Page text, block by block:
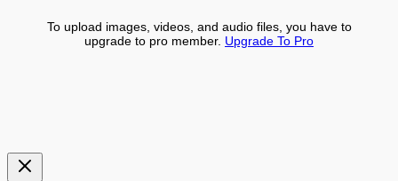
To upload images, videos, and audio files, you have to
upgrade to pro member. Upgrade To Pro